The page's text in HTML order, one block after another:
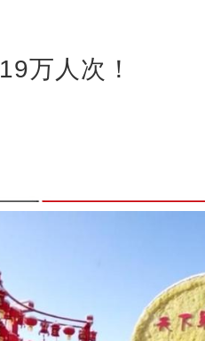
万人次！
纪事】游客在新疆雪